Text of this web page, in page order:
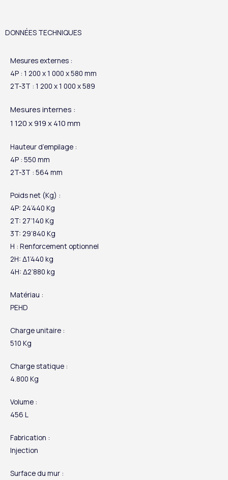
DONNÉES TECHNIQUES
Mesures externes :
4P : 1 200 x 1 000 x 580 mm
2T-3T : 1 200 x 1 000 x 589
Mesures internes :
1 120 x 919 x 410 mm
Hauteur d’empilage :
4P : 550 mm
2T-3T : 564 mm
Poids net (Kg) :
4P: 24’440 Kg
2T: 27’140 Kg
3T: 29’840 Kg
H : Renforcement optionnel
2H: Δ1’440 kg
4H: Δ2’880 kg
Matériau :
PEHD
Charge unitaire :
510 Kg
Charge statique :
4.800 Kg
Volume :
456 L
Fabrication :
Injection
Surface du mur :